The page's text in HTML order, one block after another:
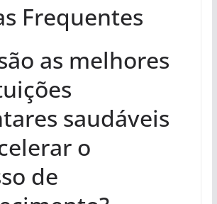
Frequentes
as melhores
saudáveis
o
de